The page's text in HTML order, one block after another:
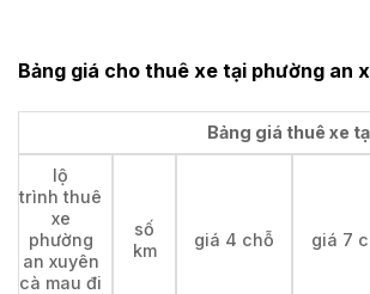
Bảng giá cho thuê xe tại phường an
Bảng giá thuê xe
lộ
trình thuê
xe
phường
an xuyên
cà mau đi
số
km
giá 4 chỗ giá 7